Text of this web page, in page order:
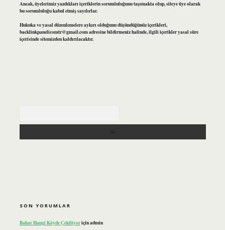
Ancak, üyelerimiz yazdıkları içeriklerin sorumluluğunu taşımakta olup, siteye üye olarak
bu sorumluluğu kabul etmiş sayılırlar.
Hukuka ve yasal düzenlemelere aykırı olduğunu düşündüğünüz içerikleri,
backlinkpanelicomtr@gmail.comadresine bildirmeniz halinde, ilgili içerikler yasal süre
içerisinde sitemizden kaldırılacaktır.
SON YORUMLAR
Bahar Hangi Köyde Çekiliyoriçinadmin